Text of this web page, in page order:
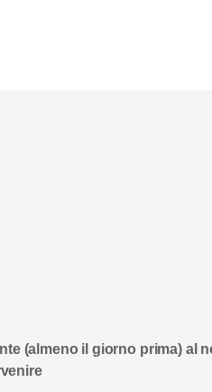
(almeno il giorno prima) al